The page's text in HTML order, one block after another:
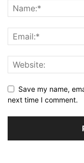
Save my name,
next time I comment.